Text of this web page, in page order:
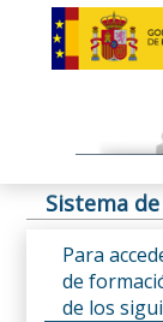
Sistema
Para
de
de los